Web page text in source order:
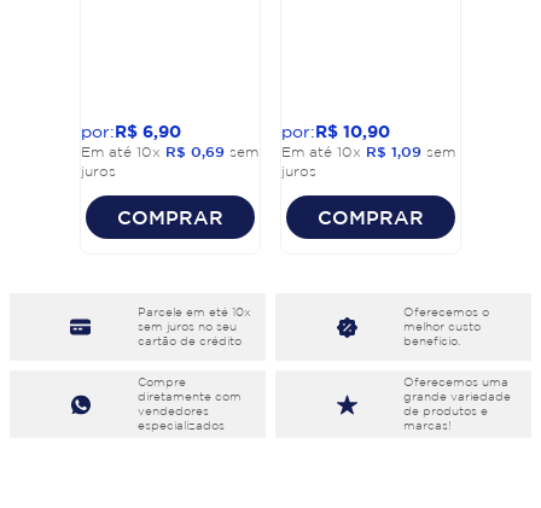
R$ 6,90
Em até 10x R$ 0,69 sem
juros
COMPRAR
R$ 10,90
Em até 10x R$ 1,09 sem
juros
COMPRAR
Parcele em eté 10x
sem juros no seu
cartão de crédito
Oferecemos o
melhor custo
benefício.
Compre
diretamente com
vendedores
especializados
Oferecemos uma
grande variedade
de produtos e
marcas!